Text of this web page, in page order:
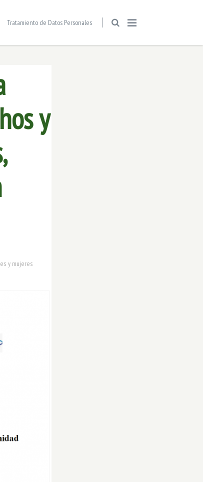
Tratamiento de Datos Personales
y
y mujeres